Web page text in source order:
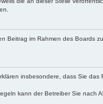
Beitrag im Rahmen des Boards
insbesondere, dass Sie
kann der Betreiber Sie nach